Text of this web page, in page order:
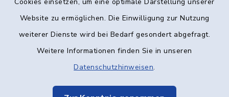
Website zu ermöglichen. Die Einwilligung zur Nutzung
weiterer Dienste wird bei Bedarf gesondert abgefragt.
Weitere Informationen finden Sie in unseren
Datenschutzhinweisen.
Impressum
Elektronische Kommunikation
Sitemap
Cookie-Einstellungen